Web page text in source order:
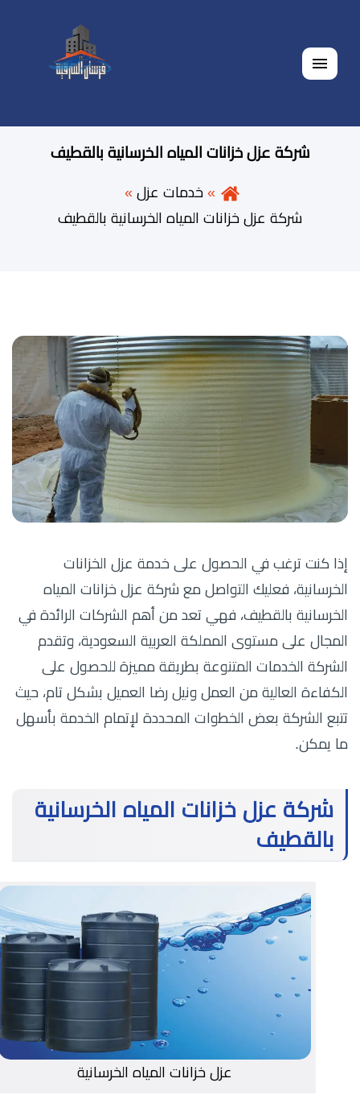
القائمة
شركة عزل خزانات المياه الخرسانية بالقطيف
خدمات عزل
شركة عزل خزانات المياه الخرسانية بالقطيف
إذا كنت ترغب في الحصول على خدمة عزل الخزانات
الخرسانية، فعليك التواصل مع شركة عزل خزانات المياه
الخرسانية بالقطيف، فهي تعد من أهم الشركات الرائدة في
المجال على مستوى المملكة العربية السعودية، وتقدم
الشركة الخدمات المتنوعة بطريقة مميزة للحصول على
الكفاءة العالية من العمل ونيل رضا العميل بشكل تام، حيث
تتبع الشركة بعض الخطوات المحددة لإتمام الخدمة بأسهل
ما يمكن.
شركة عزل خزانات المياه الخرسانية
بالقطيف
عزل خزانات المياه الخرسانية